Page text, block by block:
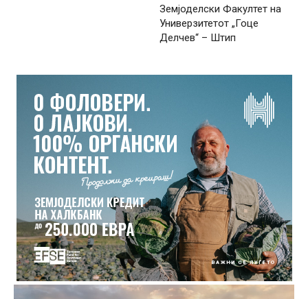
Земјоделски Факултет на
Универзитетот „Гоце
Делчев“ – Штип